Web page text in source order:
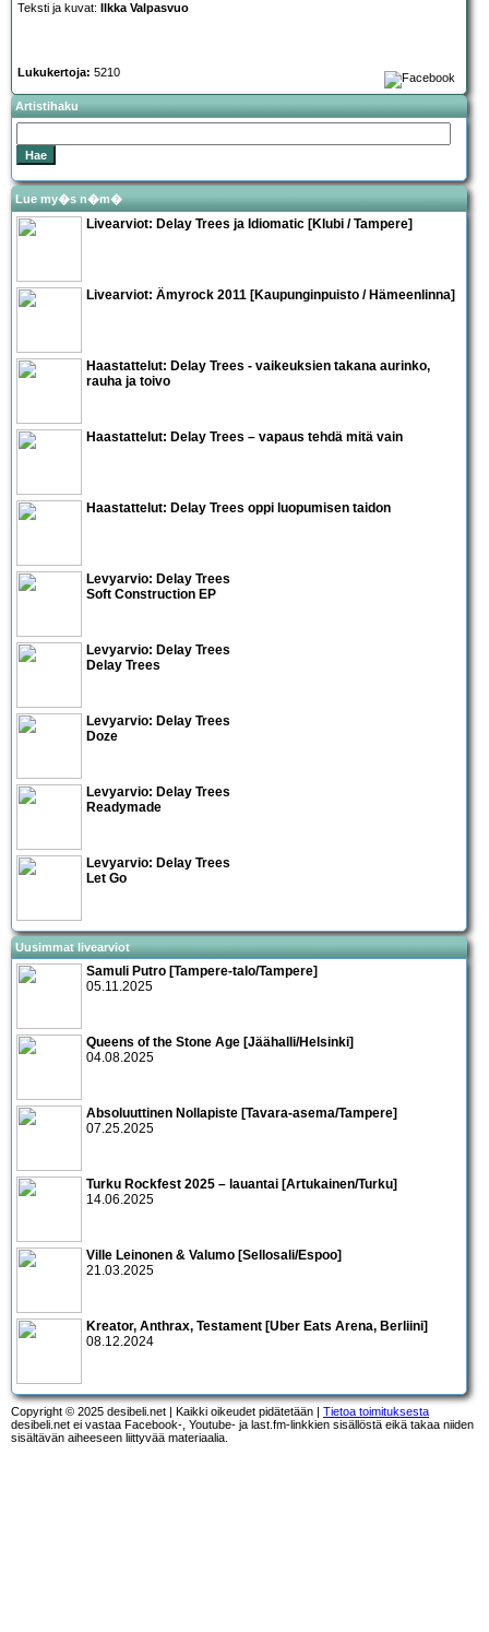
Teksti ja kuvat:
Ilkka Valpasvuo
Lukukertoja: 5210
Artistihaku
Lue my�s n�m�
Livearviot: Delay Trees ja Idiomatic [Klubi / Tampere]
Livearviot: Ämyrock 2011 [Kaupunginpuisto / Hämeenlinna]
Haastattelut: Delay Trees - vaikeuksien takana aurinko,
rauha ja toivo
Haastattelut: Delay Trees – vapaus tehdä mitä vain
Haastattelut: Delay Trees oppi luopumisen taidon
Levyarvio: Delay Trees
Soft Construction EP
Levyarvio: Delay Trees
Delay Trees
Levyarvio: Delay Trees
Doze
Levyarvio: Delay Trees
Readymade
Levyarvio: Delay Trees
Let Go
Uusimmat livearviot
Samuli Putro [Tampere-talo/Tampere]
05.11.2025
Queens of the Stone Age [Jäähalli/Helsinki]
04.08.2025
Absoluuttinen Nollapiste [Tavara-asema/Tampere]
07.25.2025
Turku Rockfest 2025 – lauantai [Artukainen/Turku]
14.06.2025
Ville Leinonen & Valumo [Sellosali/Espoo]
21.03.2025
Kreator, Anthrax, Testament [Uber Eats Arena, Berliini]
08.12.2024
Copyright © 2025 desibeli.net | Kaikki oikeudet pidätetään | Tietoa toimituksesta
desibeli.net ei vastaa Facebook-, Youtube- ja last.fm-linkkien sisällöstä eikä takaa niiden
sisältävän aiheeseen liittyvää materiaalia.